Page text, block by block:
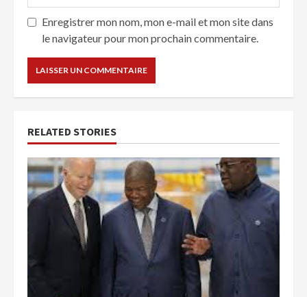
Enregistrer mon nom, mon e-mail et mon site dans
le navigateur pour mon prochain commentaire.
RELATED STORIES